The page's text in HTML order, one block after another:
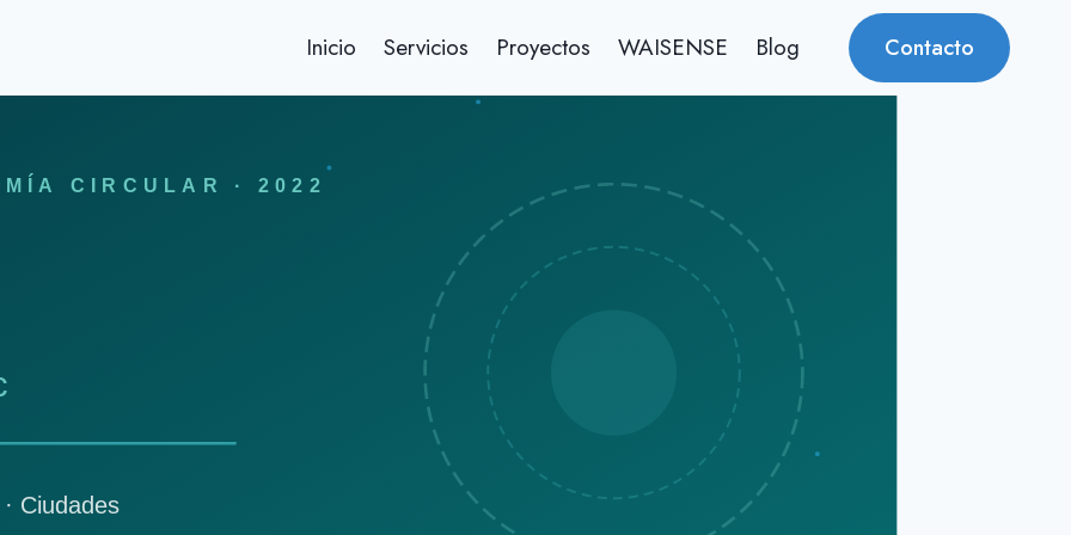
Inicio Servicios Proyectos WAISENSE Blog Contacto